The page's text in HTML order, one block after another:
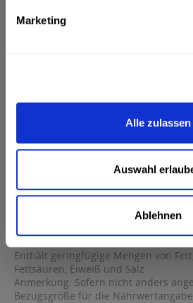
Marketing
Alle zulassen
Auswahl
Ablehnen
Ruppertsberger Weinkeller Hoheburg
67152 Ruppertsberg
Nährwertangaben
Brennwert 1 kcal / 4 g Kohlenhydrate
Brennwert
1 kcal / 4 g
davon Zucker
8,6 g
Enthält geringfügige Mengen von
Fettsäuren, Eiweiß und Salz
Anmerkung: Sofern nicht anders
Bezugsgröße für die